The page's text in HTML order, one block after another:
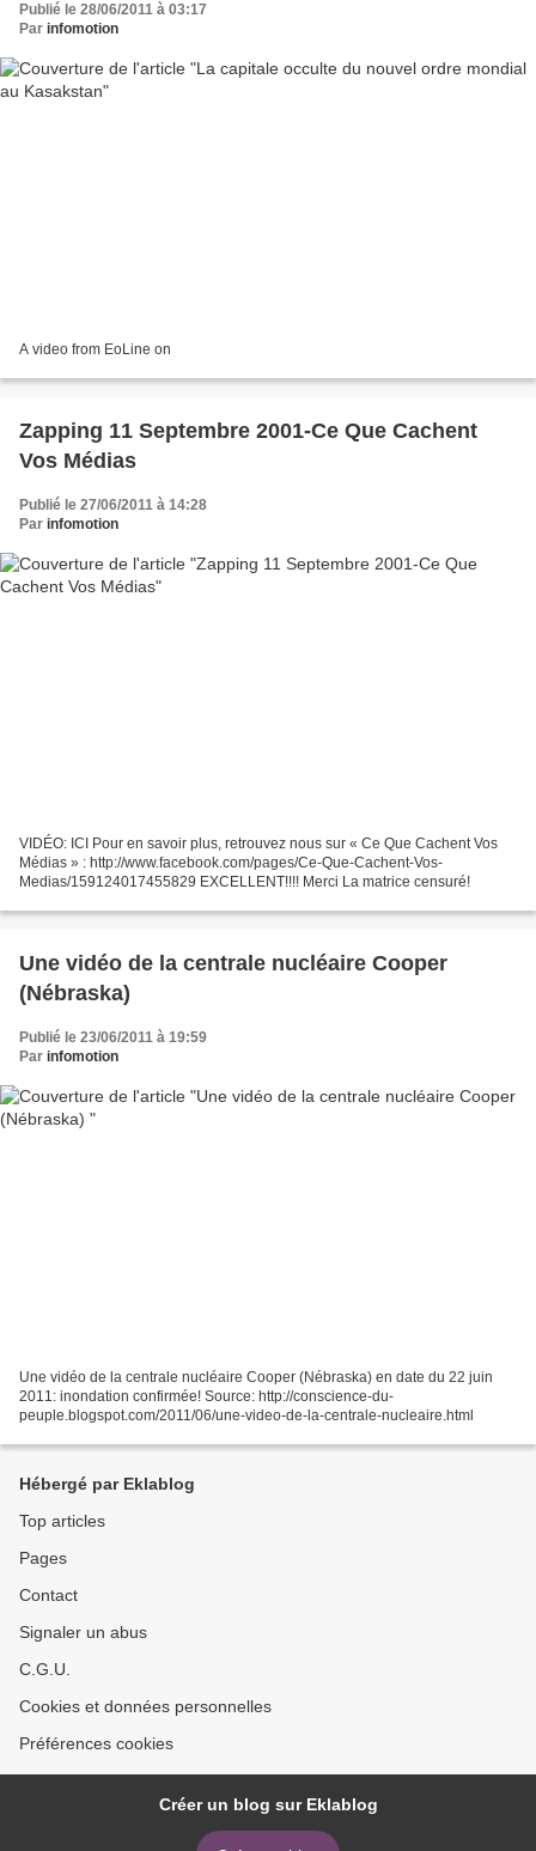
Publié le 28/06/2011 à 03:17
Par infomotion
A video from EoLine on
Zapping 11 Septembre 2001-Ce Que Cachent
Vos Médias
Publié le 27/06/2011 à 14:28
Par infomotion
VIDÉO: ICI Pour en savoir plus, retrouvez nous sur « Ce Que Cachent Vos
Médias » : http://www.facebook.com/pages/Ce-Que-Cachent-Vos-
Medias/159124017455829 EXCELLENT!!!! Merci La matrice censuré!
Une vidéo de la centrale nucléaire Cooper
(Nébraska)
Publié le 23/06/2011 à 19:59
Par infomotion
Une vidéo de la centrale nucléaire Cooper (Nébraska) en date du 22 juin
2011: inondation confirmée! Source: http://conscience-du-
peuple.blogspot.com/2011/06/une-video-de-la-centrale-nucleaire.html
Hébergé par Eklablog
Top articles
Pages
Contact
Signaler un abus
C.G.U.
Cookies et données personnelles
Préférences cookies
Créer un blog sur Eklablog